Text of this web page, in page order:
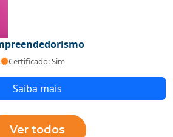
Certificado: Sim
Saiba mais
Ver todos